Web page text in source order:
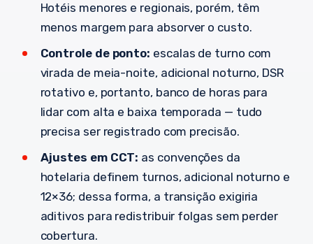
Hotéis menores e regionais, porém, têm
menos margem para absorver o custo.
Controle de ponto: escalas de turno com
virada de meia-noite, adicional noturno, DSR
rotativo e, portanto, banco de horas para
lidar com alta e baixa temporada — tudo
precisa ser registrado com precisão.
Ajustes em CCT: as convenções da
hotelaria definem turnos, adicional noturno e
12×36; dessa forma, a transição exigiria
aditivos para redistribuir folgas sem perder
cobertura.